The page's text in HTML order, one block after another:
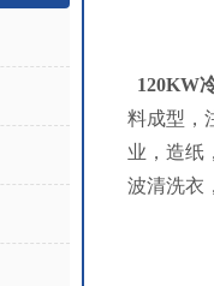
120KW
料成型，
业，造纸
波清洗衣